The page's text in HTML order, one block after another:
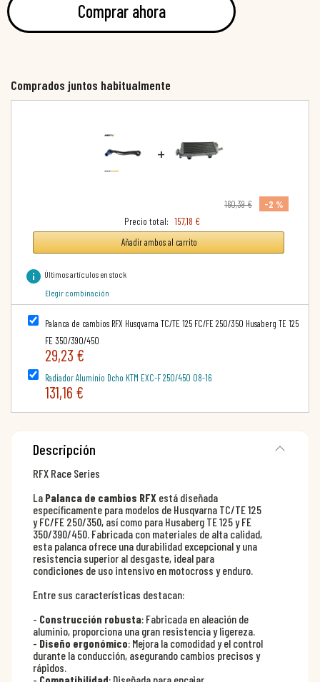
Comprar ahora
Comprados juntos habitualmente
+
160,39 €
-2 %
Precio total: 157,18 €
Añadir ambos al carrito
info Últimos artículos en stock
Elegir combinación
Palanca de cambios RFX Husqvarna TC/TE 125 FC/FE 250/350 Husaberg TE 125
FE 350/390/450
29,23 €
Radiador Aluminio Dcho KTM EXC-F 250/450 08-16
131,16 €
Descripción
RFX Race Series
La Palanca de cambios RFX está diseñada
específicamente para modelos de Husqvarna TC/TE 125
y FC/FE 250/350, así como para Husaberg TE 125 y FE
350/390/450. Fabricada con materiales de alta calidad,
esta palanca ofrece una durabilidad excepcional y una
resistencia superior al desgaste, ideal para
condiciones de uso intensivo en motocross y enduro.
Entre sus características destacan:
- Construcción robusta: Fabricada en aleación de
aluminio, proporciona una gran resistencia y ligereza.
- Diseño ergonómico: Mejora la comodidad y el control
durante la conducción, asegurando cambios precisos y
rápidos.